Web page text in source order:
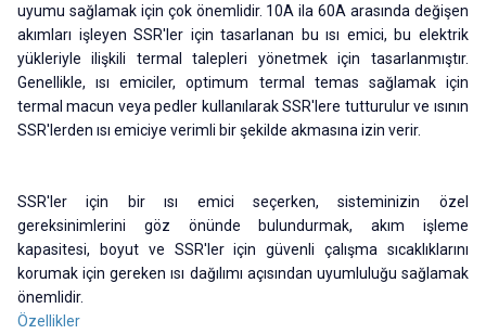
uyumu sağlamak için çok önemlidir. 10A ila 60A arasında değişen
akımları işleyen SSR'ler için tasarlanan bu ısı emici, bu elektrik
yükleriyle ilişkili termal talepleri yönetmek için tasarlanmıştır.
Genellikle, ısı emiciler, optimum termal temas sağlamak için
termal macun veya pedler kullanılarak SSR'lere tutturulur ve ısının
SSR'lerden ısı emiciye verimli bir şekilde akmasına izin verir.
SSR'ler için bir ısı emici seçerken, sisteminizin özel
gereksinimlerini göz önünde bulundurmak, akım işleme
kapasitesi, boyut ve SSR'ler için güvenli çalışma sıcaklıklarını
korumak için gereken ısı dağılımı açısından uyumluluğu sağlamak
önemlidir.
Özellikler